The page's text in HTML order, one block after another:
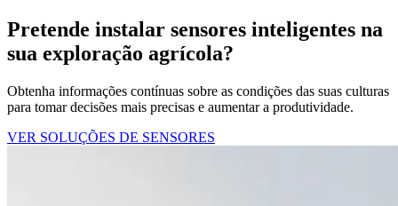
Pretende instalar sensores inteligentes na
sua exploração agrícola?
Obtenha informações contínuas sobre as condições das suas culturas
para tomar decisões mais precisas e aumentar a produtividade.
VER SOLUÇÕES DE SENSORES